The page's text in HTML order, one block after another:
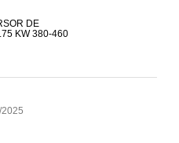
DE
KW 380-460